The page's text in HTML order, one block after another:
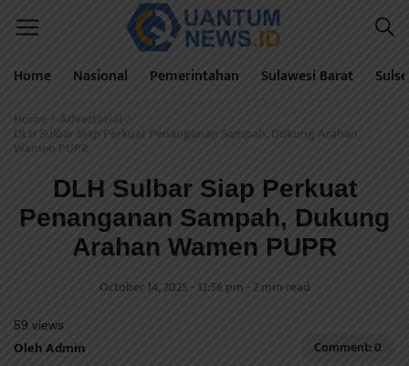
Home Nasional Pemerintahan Sulawesi Barat
Home / Advertorial /
DLH Sulbar Siap Perkuat Penanganan Sampah, Dukung Arahan
Wamen PUPR
DLH Sulbar Siap Perkuat
Penanganan Sampah, Dukung
Arahan Wamen PUPR
October 14, 2025 - 12:56 pm - 2 min read
59 views
Oleh Admin Comment: 0